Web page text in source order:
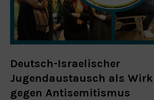
Deutsch-Israelischer
Jugendaustausch als
gegen Antisemitismus